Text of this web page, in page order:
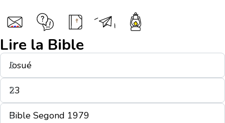
Lire la Bible